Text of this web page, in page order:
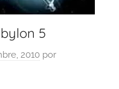
5
2010 por